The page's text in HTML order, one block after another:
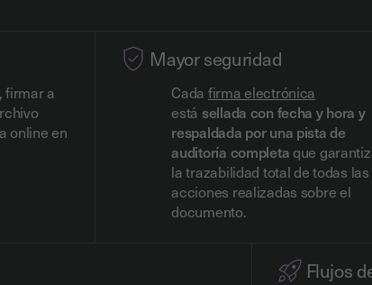
firmar a
online en
Mayor seguridad
Cada firma electrónica
está sellada con fecha y hora y
respaldada por una pista de
auditoría completa que
la trazabilidad total de todas las
acciones realizadas sobre el
documento.
Flujos